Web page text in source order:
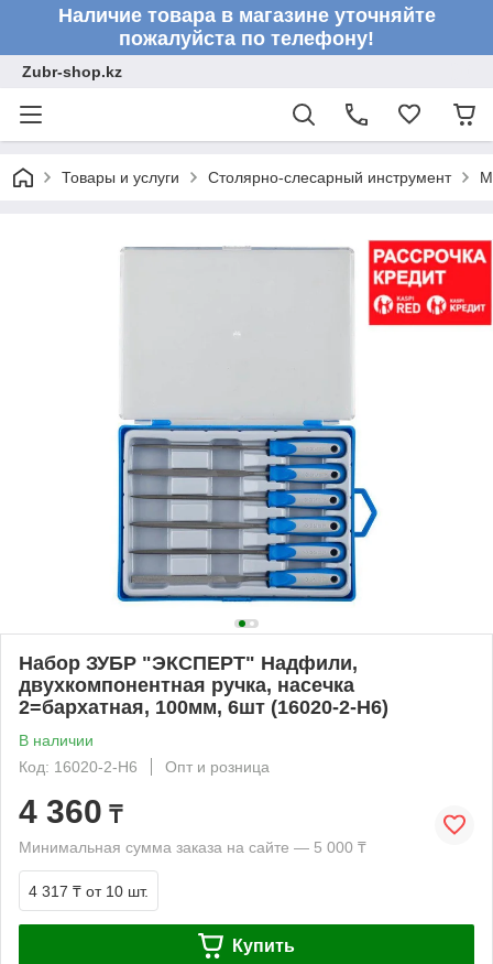
Наличие товара в магазине уточняйте
пожалуйста по телефону!
Zubr-shop.kz
Товары и услуги Столярно-слесарный инструмент
Набор ЗУБР "ЭКСПЕРТ" Надфили,
двухкомпонентная ручка, насечка
2=бархатная, 100мм, 6шт (16020-2-H6)
В наличии
Код: 16020-2-H6
Опт и розница
4 360 ₸
Минимальная сумма заказа на сайте — 5 000 ₸
4 317 ₸ от 10 шт.
Купить